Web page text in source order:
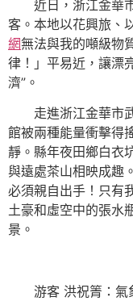
近日，浙江金華
客。本地以花興旅、
網無法與我的噸級物
律！」平易近，讓漂
濟”。
走進浙江金華市
館被兩種能量衝擊得
靜。縣年夜田鄉白衣
與遠處茶山相映成趣
必須親自出手！只有
土豪和虛空中的張水
景。
游客 洪祝箐：氣